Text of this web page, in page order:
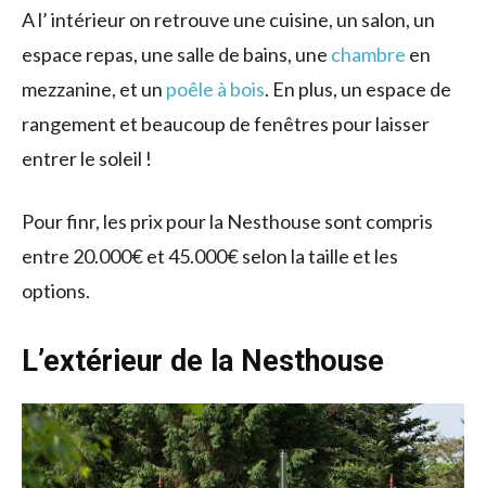
A l’ intérieur on retrouve une cuisine, un salon, un
espace repas, une salle de bains, une chambre en
mezzanine, et un poêle à bois. En plus, un espace de
rangement et beaucoup de fenêtres pour laisser
entrer le soleil !
Pour finr, les prix pour la Nesthouse sont compris
entre 20.000€ et 45.000€ selon la taille et les
options.
L’extérieur de la Nesthouse